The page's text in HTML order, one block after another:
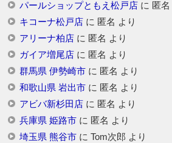
パールショップともえ松戸店に 匿名
キコーナ松戸店に 匿名 より
アリーナ柏店に 匿名 より
ガイア増尾店に 匿名 より
群馬県 伊勢崎市に 匿名 より
和歌山県 岩出市に 匿名 より
アビバ新杉田店に 匿名 より
兵庫県 姫路市に 匿名 より
埼玉県 熊谷市に Tom次郎 より